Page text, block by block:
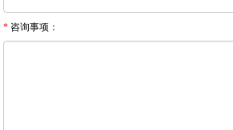
* 咨询事项：